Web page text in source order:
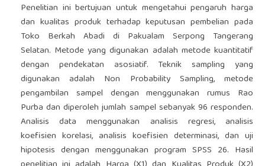
Penelitian ini bertujuan untuk mengetahui pengaruh harga
dan kualitas produk terhadap keputusan pembelian pada
Toko Berkah Abadi di Pakualam Serpong Tangerang
Selatan. Metode yang digunakan adalah metode kuantitatif
dengan pendekatan asosiatif. Teknik sampling yang
digunakan adalah Non Probability Sampling, metode
pengambilan sampel dengan menggunakan rumus Rao
Purba dan diperoleh jumlah sampel sebanyak 96 responden.
Analisis data menggunakan analisis regresi, analisis
koefisien korelasi, analisis koefisien determinasi, dan uji
hipotesis dengan menggunakan program SPSS 26. Hasil